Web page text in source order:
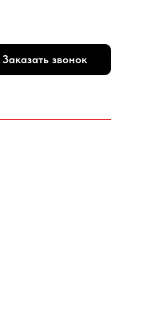
Заказать звонок